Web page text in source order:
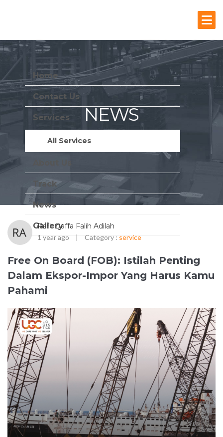
Home
Contact Us
Services
All Services
Track
News
Gallery
NEWS
Stay Update With Us
Rafli Daffa Falih Adilah
1 year ago | Category : service
Free On Board (FOB): Istilah Penting
Dalam Ekspor-Impor Yang Harus Kamu
Pahami